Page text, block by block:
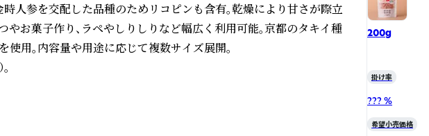
時人参を交配した品種のためリコピンも含有。乾燥により甘さが際立
やお菓子作り、ラペやしりしりなど幅広く利用可能。京都のタキイ種
使用。内容量や用途に応じて複数サイズ展開。
200g
掛け率
??? %
希望小売価格